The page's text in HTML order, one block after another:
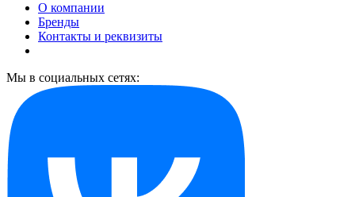
О компании
Бренды
Контакты и реквизиты
Мы в социальных сетях: